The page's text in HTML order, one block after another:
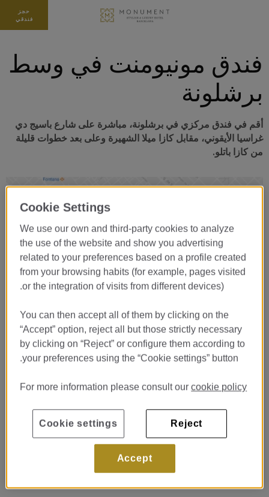
حجز
فندقي
فندق مونيومنت في وسط
برشلونة
أقم في فندق مركزي في برشلونة، مباشرة على شارع باسيج دي
غراسيا الأيقوني، مقابل كازا ميلا الشهيرة وعلى بعد خطوات قليلة
من كازا باتلو.
اختر الموقع المثالي لإقامتك في برشلونة
فندقنا في وسط برشلونةفيقلب المدينة، بالقرب من كل ما يجب
فندق مونيومنت على بُعد دقائق قليلة منأهم المعالم
يمكنك الوصول إليها سيراً على الأقدام إذا رغبت.
المبنى الشهير لا بيدريرا
روائع العمارة الحديثة الكتالونية . أنت في
Cookie Settings
We use our own and third-party cookies to analyze
the use of the website and show you advertising
related to your preferences based on a profile created
from your browsing habits (for example, pages visited
or the integration of visits from different devices).
You can then accept all of them by clicking on the
“Accept” option, reject all but those strictly necessary
by clicking on “Reject” or configure them according to
your preferences using the “Cookie settings” button.
For more information please consult ourcookie policy
Reject
Accept
Cookie settings